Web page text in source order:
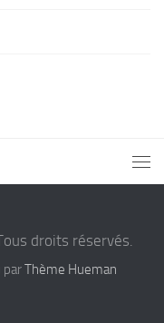
droits réservés.
parThème Hueman